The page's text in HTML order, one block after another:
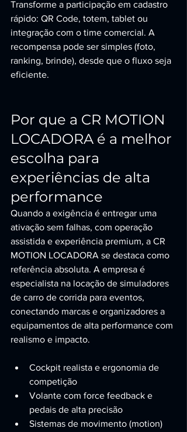
Transforme a participação em cadastro
rápido: QR Code, totem, tablet ou
integração com o time comercial. A
recompensa pode ser simples (foto,
ranking, brinde), desde que o fluxo seja
eficiente.
Por que a CR MOTION
LOCADORA é a melhor
escolha para
experiências de alta
performance
Quando a exigência é entregar uma
ativação sem falhas, com operação
assistida e experiência premium, a CR
MOTION LOCADORA se destaca como
referência absoluta. A empresa é
especialista na locação de simuladores
de carro de corrida para eventos,
conectando marcas e organizadores a
equipamentos de alta performance com
realismo e impacto.
Cockpit realista e ergonomia de
competição
Volante com force feedback e
pedais de alta precisão
Sistemas de movimento (motion)